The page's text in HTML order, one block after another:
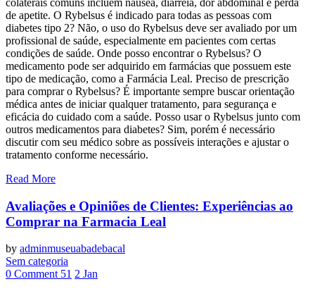
de apetite. O Rybelsus é indicado para todas as pessoas com
diabetes tipo 2? Não, o uso do Rybelsus deve ser avaliado por um
profissional de saúde, especialmente em pacientes com certas
condições de saúde. Onde posso encontrar o Rybelsus? O
medicamento pode ser adquirido em farmácias que possuem este
tipo de medicação, como a Farmácia Leal. Preciso de prescrição
para comprar o Rybelsus? É importante sempre buscar orientação
médica antes de iniciar qualquer tratamento, para segurança e
eficácia do cuidado com a saúde. Posso usar o Rybelsus junto com
outros medicamentos para diabetes? Sim, porém é necessário
discutir com seu médico sobre as possíveis interações e ajustar o
tratamento conforme necessário.
Read More
Avaliações e Opiniões de Clientes: Experiências ao
Comprar na Farmacia Leal
by adminmuseuabadebacal
Sem categoria
0 Comment 51 2 Jan